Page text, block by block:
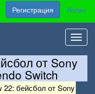
Регистрация Логин
от Sony
Switch
22: бейсбол от Sony